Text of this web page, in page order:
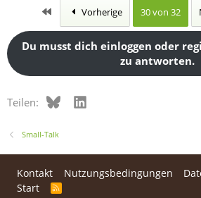
n
Erste Vorherige 30 von 32
Du musst dich einloggen oder
zu antworten.
Teilen: BlueskyLinkedIn
Small-Talk
Kontakt Nutzungsbedingungen
Start
R